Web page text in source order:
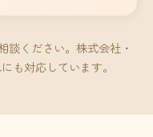
談ください。株式会社・
も対応しています。